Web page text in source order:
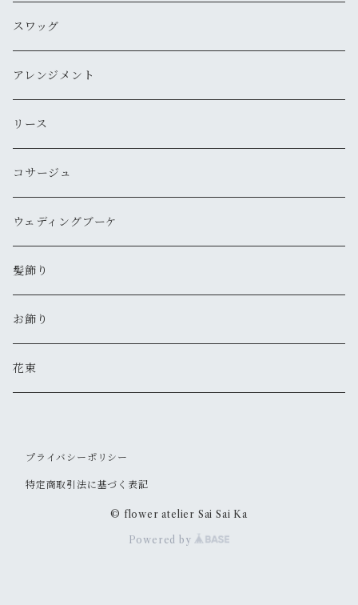
スワッグ
アレンジメント
リース
コサージュ
ウェディングブーケ
髪飾り
お飾り
花束
プライバシーポリシー
特定商取引法に基づく表記
© flower atelier Sai Sai Ka
Powered by